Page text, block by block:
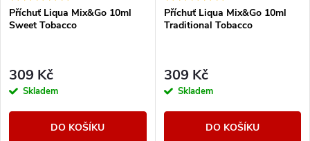
Příchuť Liqua Mix&Go 10ml
Sweet Tobacco
309 Kč
Skladem
DO KOŠÍKU
Příchuť Liqua Mix&Go 10ml
Traditional Tobacco
309 Kč
Skladem
DO KOŠÍKU